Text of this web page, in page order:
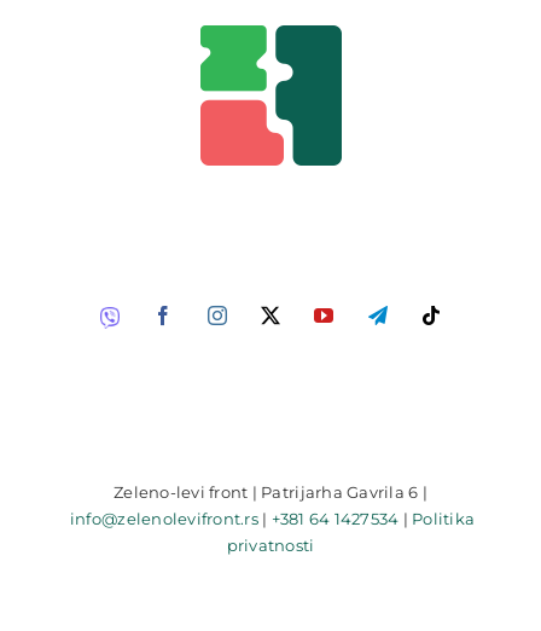
Zeleno-levi front | Patrijarha Gavrila 6 |
info@zelenolevifront.rs| +381 64 1427534 | Politika
privatnosti